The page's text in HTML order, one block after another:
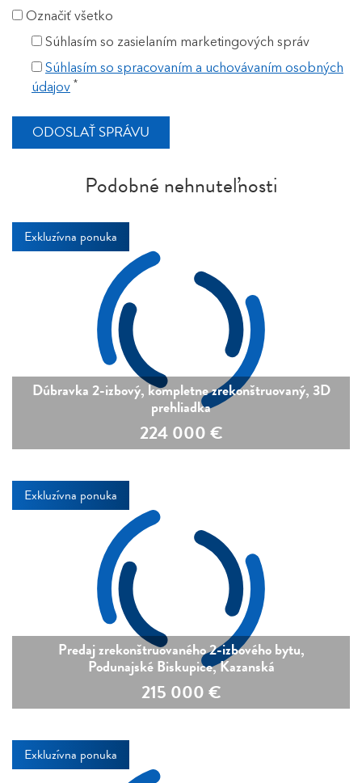
Označiť všetko
Súhlasím so zasielaním marketingových správ
Súhlasím so spracovaním a uchovávaním osobných
údajov *
Podobné nehnuteľnosti
Exkluzívna ponuka
Dúbravka 2-izbový, kompletne zrekonštruovaný, 3D
prehliadka
224 000€
Exkluzívna ponuka
Predaj zrekonštruovaného 2-izbového bytu,
Podunajské Biskupice, Kazanská
215 000€
Exkluzívna ponuka